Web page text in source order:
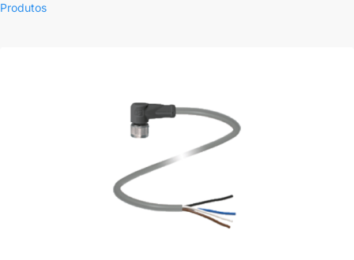
Produtos